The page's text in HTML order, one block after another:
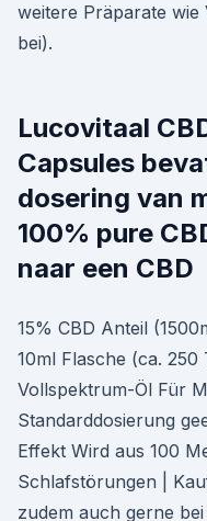
weitere Präparate wie
bei).
Lucovitaal
Capsules
dosering van
100% pure
naar een CBD
15% CBD Anteil
10ml Flasche (ca.
Vollspektrum-Öl Für
Standarddosierung
Effekt Wird aus 100
Schlafstörungen |
zudem auch gerne